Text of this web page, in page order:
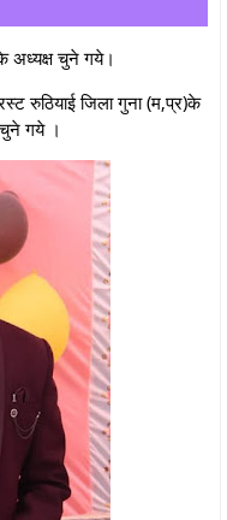
अध्यक्ष चुने गये।
रुठियाई जिला गुना (म,प्र)के
चुने गये ।